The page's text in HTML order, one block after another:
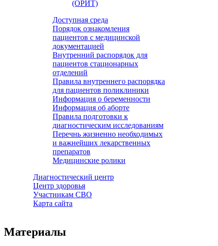
(ОРИТ)
Доступная среда
Порядок ознакомления
пациентов с медицинской
документацией
Внутренний распорядок для
пациентов стационарных
отделений
Правила внутреннего распорядка
для пациентов поликлиники
Информация о беременности
Информация об аборте
Правила подготовки к
диагностическим исследованиям
Перечнь жизненно необходимых
и важнейших лекарственных
препаратов
Медицинские ролики
Диагностический центр
Центр здоровья
Участникам СВО
Карта сайта
Материалы